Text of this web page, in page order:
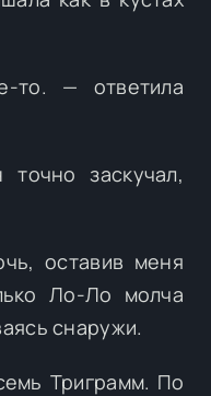
то. — ответила
заскучал,
оставив меня
Ло-Ло молча
снаружи.
Триграмм. По